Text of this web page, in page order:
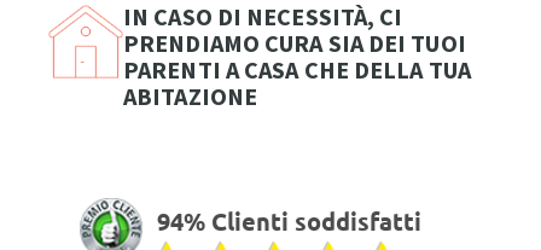
IN CASO DI NECESSITÀ, CI
PRENDIAMO CURA SIA DEI TUOI
PARENTI A CASA CHE DELLA TUA
ABITAZIONE
94% Clienti soddisfatti